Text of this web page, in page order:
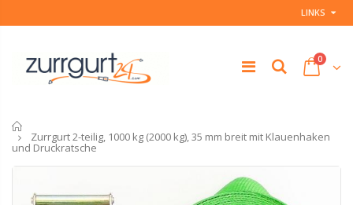
LINKS
0
Zurrgurt 2-teilig, 1000 kg (2000 kg), 35 mm breit mit Klauenhaken
und Druckratsche